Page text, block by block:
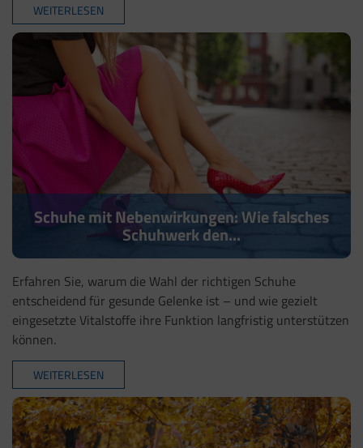
WEITERLESEN
Schuhe mit Nebenwirkungen: Wie falsches
Schuhwerk den...
Erfahren Sie, warum die Wahl der richtigen Schuhe
entscheidend für gesunde Gelenke ist – und wie gezielt
eingesetzte Vitalstoffe ihre Funktion langfristig unterstützen
können.
WEITERLESEN